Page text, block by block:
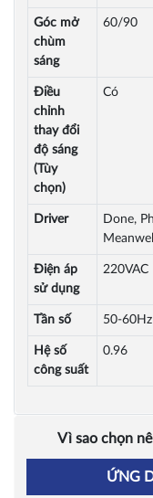
Góc mở
chùm
sáng
60/90
Điều
chỉnh
thay đổi
độ sáng
(Tùy
chọn)
Có
Driver
Done,
Meanwell
Điện áp
sử dụng
220VAC
Tần số 50-60Hz
Hệ số
công suất
0.96
Vì sao chọn
ỨNG